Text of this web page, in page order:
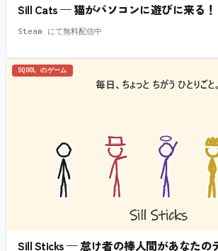
Sill Cats — 猫がパソコンに遊びに来る！
Steam にて無料配信中
SQOOL のゲーム
Sill Sticks — 怠け者の棒人間があなたの